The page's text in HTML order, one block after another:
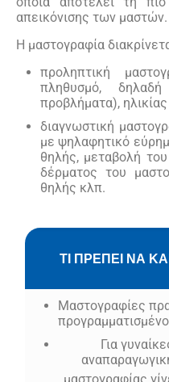
απεικόνισης των μαστών.
Η μαστογραφία
προληπτική
πληθυσμό,
προβλήματα),
διαγνωστική
με ψηλαφητικό
θηλής, μεταβολή
δέρματος του
θηλής κλπ.
ΤΙ ΠΡΕΠΕΙ ΝΑ
Μαστογραφίες
Για